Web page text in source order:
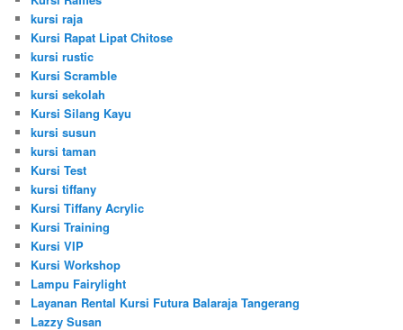
kursi raja
Kursi Rapat Lipat Chitose
kursi rustic
Kursi Scramble
kursi sekolah
Kursi Silang Kayu
kursi susun
kursi taman
Kursi Test
kursi tiffany
Kursi Tiffany Acrylic
Kursi Training
Kursi VIP
Kursi Workshop
Lampu Fairylight
Layanan Rental Kursi Futura Balaraja Tangerang
Lazzy Susan